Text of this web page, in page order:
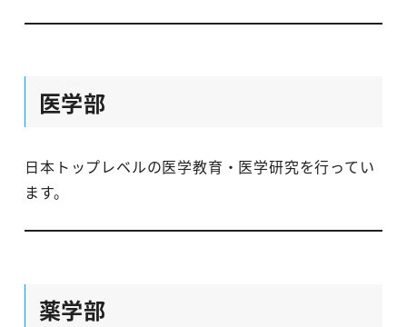
医学部
日本トップレベルの医学教育・医学研究を行ってい
ます。
薬学部